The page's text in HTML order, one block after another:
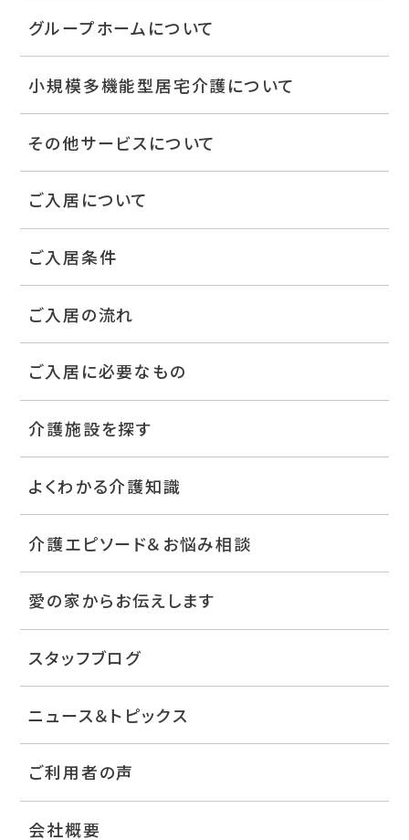
グループホームについて
小規模多機能型居宅介護について
その他サービスについて
ご入居について
ご入居条件
ご入居の流れ
ご入居に必要なもの
介護施設を探す
よくわかる介護知識
介護エピソード＆お悩み相談
愛の家からお伝えします
スタッフブログ
ニュース＆トピックス
ご利用者の声
会社概要